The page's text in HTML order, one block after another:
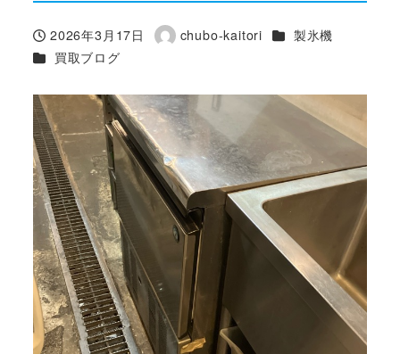
投稿日
2026年3月17日
著
chubo-kaitori カテゴリー
製氷機
カテゴリー
買取ブログ